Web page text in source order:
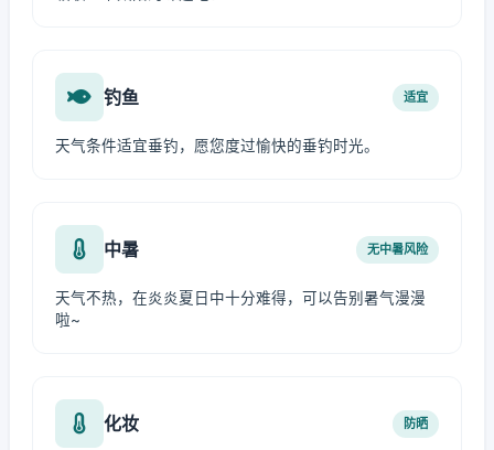
钓鱼 适宜
天气条件适宜垂钓，愿您度过愉快的垂钓时光。
中暑 无中暑风险
天气不热，在炎炎夏日中十分难得，可以告别暑气漫漫
啦~
化妆 防晒